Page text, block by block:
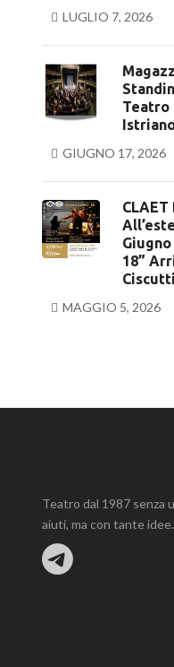
LUGLIO 7, 2026
Teatro
GIUGNO 17, 2026
18”
MAGGIO 5, 2026
Teatro dal 1987 senza
aiuti, ma con tante idee.